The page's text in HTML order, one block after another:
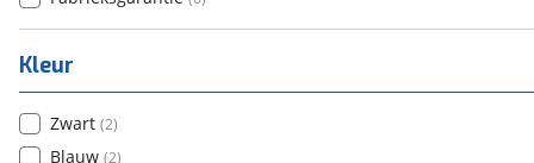
Kleur
Zwart (2)
Blauw (2)